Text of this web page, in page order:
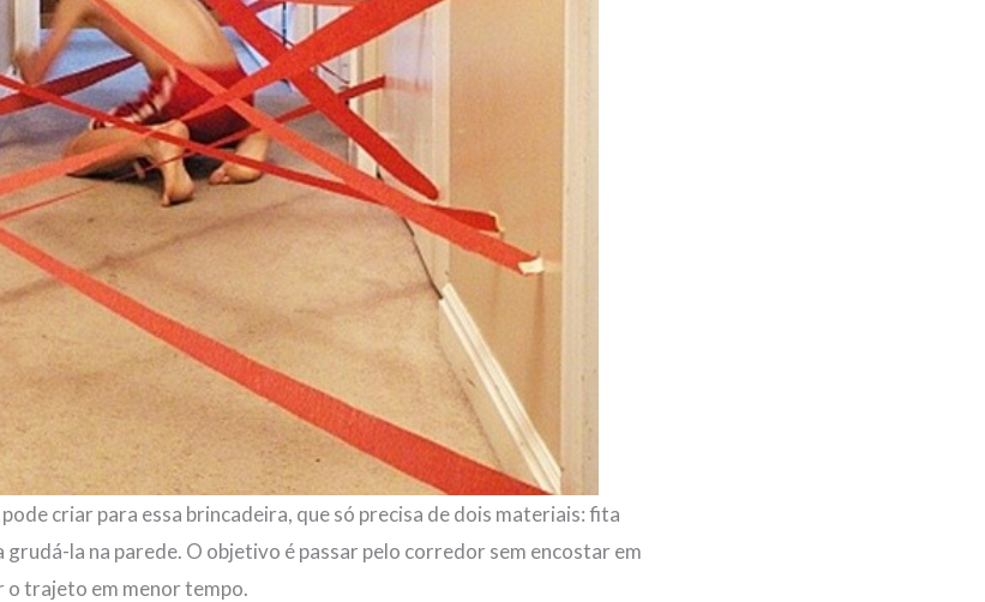
criar para essa brincadeira, que só precisa de dois materiais: fita
la na parede. O objetivo é passar pelo corredor sem encostar em
o trajeto em menor tempo.